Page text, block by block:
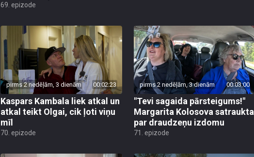
69. epizode
pirms 2 nedēļām, 3 dienām 00:02:23
Kaspars Kambala liek atkal un
atkal teikt Olgai, cik ļoti viņu
mīl
70. epizode
pirms 2 nedēļām, 3 dienām 00:03:00
"Tevi sagaida pārsteigums!"
Margarita Kolosova satraukta
par draudzeņu izdomu
71. epizode